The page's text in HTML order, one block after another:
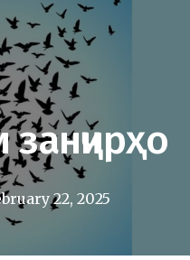
22, 2025